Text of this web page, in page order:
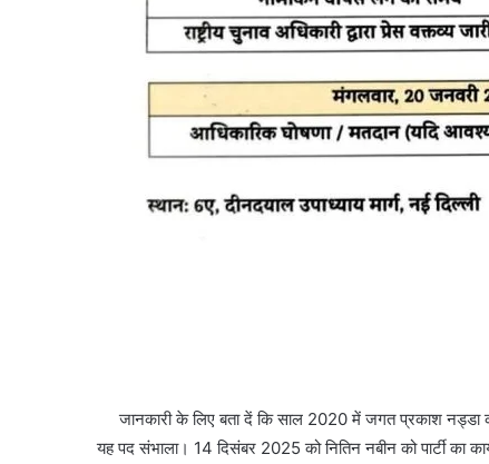
जानकारी के लिए बता दें कि साल 2020 में जगत प्रकाश नड्डा
यह पद संभाला। 14 दिसंबर 2025 को नितिन नबीन को पार्टी का